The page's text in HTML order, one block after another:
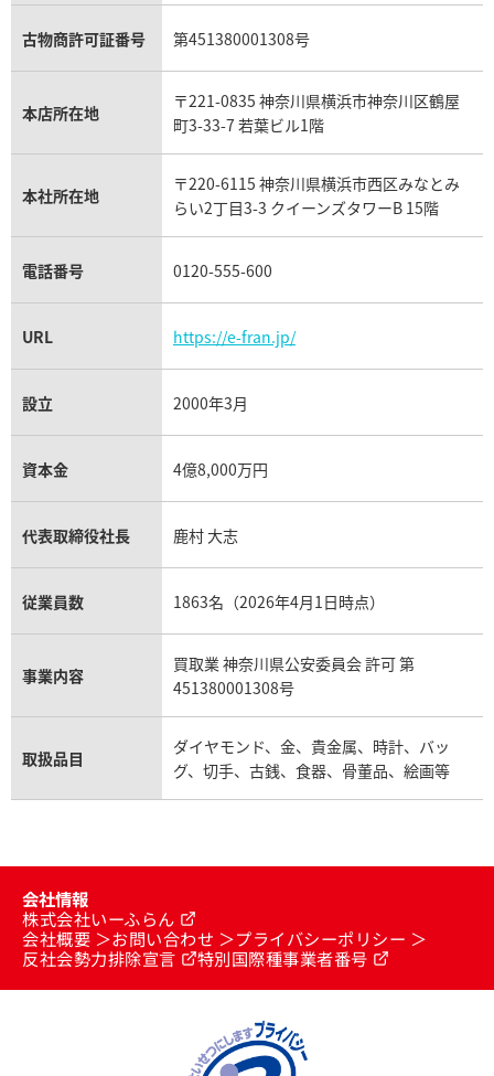
アクアマリン買取
オメガ買取
カルティエ買取
フランク ミュラー買取
リシャール・ミル買取
パネライ買取
チューダー（チュードル）買取
プラダ買取
モーブッサン買取
古物商許可証番号 第451380001308号
本店所在地
〒221-0835 神奈川県横浜市神奈川区鶴屋
町3-33-7 若葉ビル1階
本社所在地
〒220-6115 神奈川県横浜市西区みなとみ
らい2丁目3-3 クイーンズタワーB 15階
電話番号 0120-555-600
URL https://e-fran.jp/
設立 2000年3月
資本金 4億8,000万円
代表取締役社長 鹿村 大志
従業員数 1863名（2026年4月1日時点）
事業内容
買取業 神奈川県公安委員会 許可 第
451380001308号
取扱品目
ダイヤモンド、金、貴金属、時計、バッ
グ、切手、古銭、食器、骨董品、絵画等
会社情報
株式会社いーふらん
会社概要
お問い合わせ
プライバシーポリシー
反社会勢力排除宣言
特別国際種事業者番号